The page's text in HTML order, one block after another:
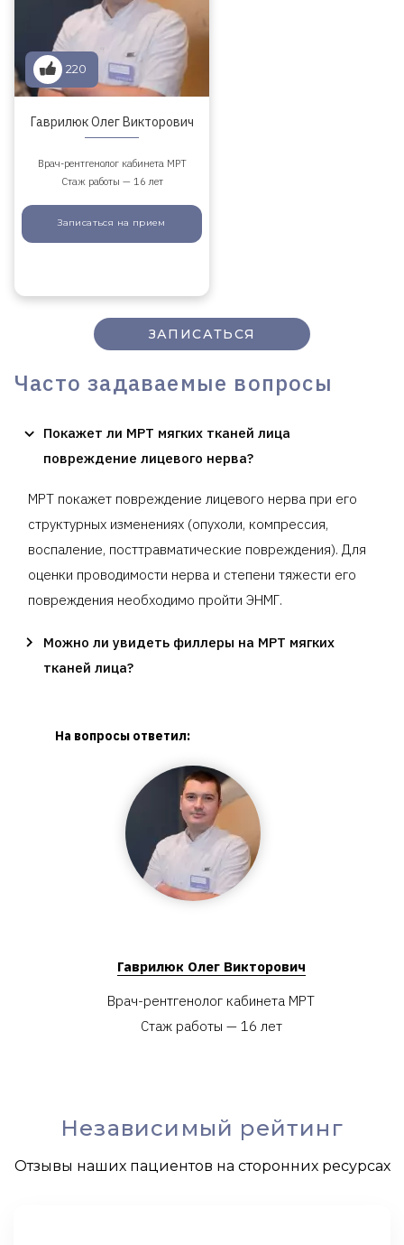
220
Гаврилюк Олег Викторович
Врач-рентгенолог кабинета МРТ
Стаж работы — 16 лет
Записаться на прием
ЗАПИСАТЬСЯ
Часто задаваемые вопросы
Покажет ли МРТ мягких тканей лица
повреждение лицевого нерва?
МРТ покажет повреждение лицевого нерва при его
структурных изменениях (опухоли, компрессия,
воспаление, посттравматические повреждения). Для
оценки проводимости нерва и степени тяжести его
повреждения необходимо пройти ЭНМГ.
Можно ли увидеть филлеры на МРТ мягких
тканей лица?
На вопросы ответил:
Гаврилюк Олег Викторович
Врач-рентгенолог кабинета МРТ
Стаж работы — 16 лет
Независимый рейтинг
Отзывы наших пациентов на сторонних ресурсах